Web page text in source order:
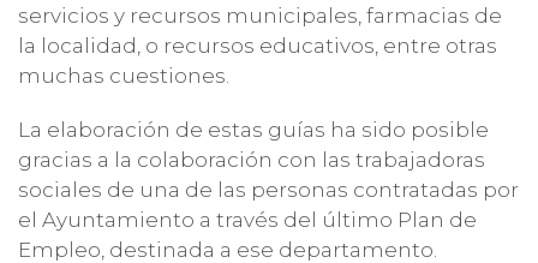
servicios y recursos municipales, farmacias de
la localidad, o recursos educativos, entre otras
muchas cuestiones.
La elaboración de estas guías ha sido posible
gracias a la colaboración con las trabajadoras
sociales de una de las personas contratadas por
el Ayuntamiento a través del último Plan de
Empleo, destinada a ese departamento.